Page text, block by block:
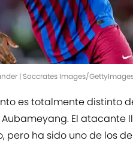
| Soccrates Images/
es totalmente distinto
El atacante
pero ha sido uno de los